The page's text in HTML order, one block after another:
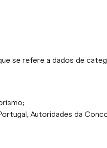
se refere a dados de
Autoridades da